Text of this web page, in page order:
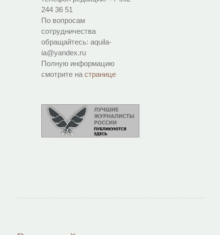
244 36 51
По вопросам
сотрудничества
обращайтесь: aquila-
ia@yandex.ru
Полную информацию
смотрите на странице